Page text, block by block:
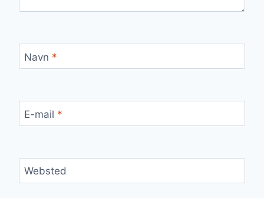
Navn *
E-mail *
Websted